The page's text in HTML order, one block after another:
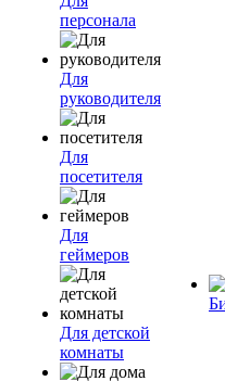
персонала
Для
руководителя
Для
посетителя
Для
геймеров
Для детской
комнаты